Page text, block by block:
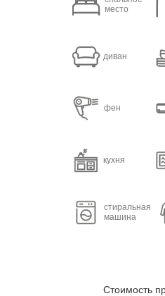
диван
место
фен
кухня
стиральная
машина
Стоимость